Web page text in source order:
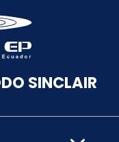
SINCLAIR